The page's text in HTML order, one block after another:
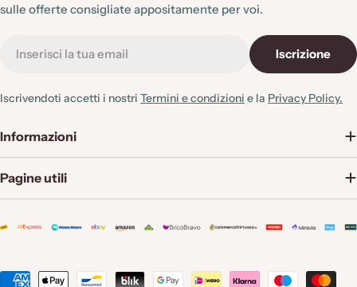
sulle offerte consigliate appositamente per voi.
mail
Iscrizione
Iscrivendoti accetti i nostri Termini e condizioni e la Privacy Policy.
Informazioni
Pagine utili
Metodi